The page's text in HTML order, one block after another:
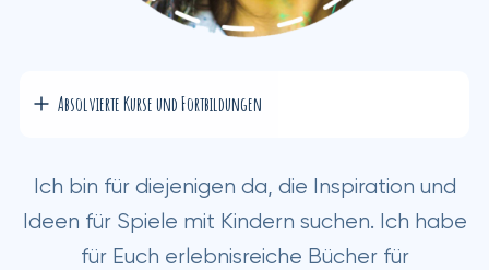
Absolvierte Kurse und Fortbildungen
Ich bin für diejenigen da, die Inspiration und
Ideen für Spiele mit Kindern suchen. Ich habe
für Euch erlebnisreiche Bücher für